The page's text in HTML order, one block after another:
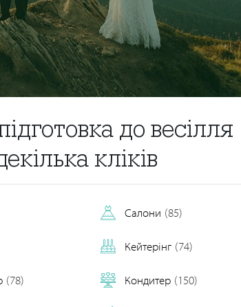
до весілля
кліків
(78)
Салони (85)
Кейтерінг (74)
Кондитер (150)